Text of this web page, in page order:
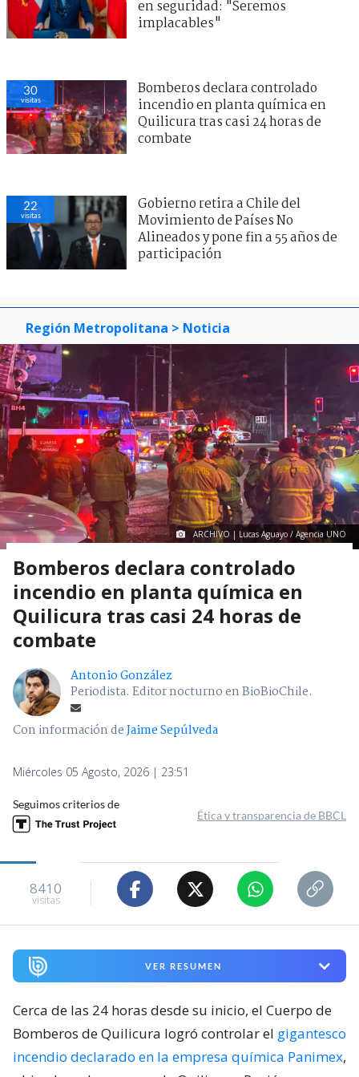
en seguridad: "Seremos
implacables"
30
visitas
Bomberos declara controlado
incendio en planta química en
Quilicura tras casi 24 horas de
combate
22
visitas
Gobierno retira a Chile del
Movimiento de Países No
Alineados y pone fin a 55 años de
participación
Región Metropolitana > Noticia
ARCHIVO | Lucas Aguayo / Agencia UNO
Bomberos declara controlado
incendio en planta química en
Quilicura tras casi 24 horas de
combate
Antonio González
Periodista. Editor nocturno en BioBioChile.
Con información deJaime Sepúlveda
Miércoles 05 Agosto, 2026 | 23:51
Seguimos criterios de
Ética y transparencia de BBCL
8410
visitas
VER RESUMEN
Cerca de las 24 horas desde su inicio, el Cuerpo de
Bomberos de Quilicura logró controlar el gigantesco
incendio declarado en la empresa química Panimex,